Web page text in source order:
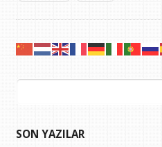
Arama:
SON YAZILAR